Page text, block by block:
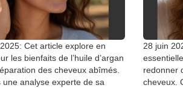
Cet article explore en
les bienfaits de l’huile d’argan
des cheveux abîmés.
une analyse experte de sa
28 juin
redonner
cheveux.